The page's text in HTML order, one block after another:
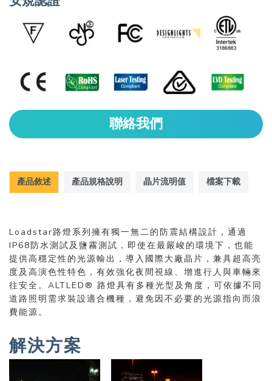
聯絡我們
產品敘述 產品規格說明 晶片流明值 檔案下載
Loadstar路燈系列擁有獨一無二的防震結構設計，通過
IP68防水測試及鹽霧測試，即使在最嚴峻的環境下，也能
提供高穩定性的光源輸出，導入國際大廠晶片，兼具超高亮
度及高演色性特色，有效強化夜間視線、增進行人與車輛來
往安全。ALTLED® 路燈具有多種光型及角度，可依據不同
道路照明需求裝設適合機種，避免因不必要的光源指向而浪
費能源。
解決方案